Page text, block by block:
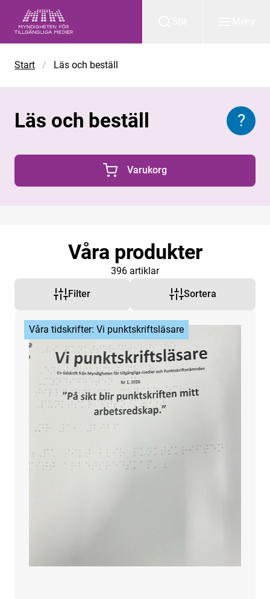
Start / Läs och beställ
Läs och beställ ?
0 Produkter i varukorgen
Varukorg
Våra produkter
396 artiklar
Filter Sortera
Våra tidskrifter: Vi punktskriftsläsare